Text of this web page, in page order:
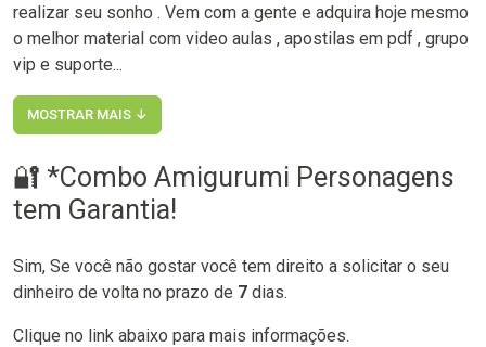
realizar seu sonho . Vem com a gente e adquira hoje mesmo
o melhor material com video aulas , apostilas em pdf , grupo
vip e suporte...
MOSTRAR MAIS ↓
🔐 *Combo Amigurumi Personagens
tem Garantia!
Sim, Se você não gostar você tem direito a solicitar o seu
dinheiro de volta no prazo de 7 dias.
Clique no link abaixo para mais informações.